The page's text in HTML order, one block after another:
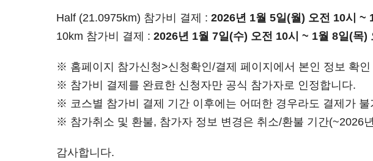
Half (21.0975km) 참가비 결제 : 2026년 1월 5일(월) 오전 10시 ~
10km 참가비 결제 : 2026년 1월 7일(수) 오전 10시 ~ 1월 8일(목)
※ 홈페이지 참가신청>신청확인/결제 페이지에서 본인 정보 확
※ 참가비 결제를 완료한 신청자만 공식 참가자로 인정합니다.
※ 코스별 참가비 결제 기간 이후에는 어떠한 경우라도 결제가 불
※ 참가취소 및 환불, 참가자 정보 변경은 취소/환불 기간(~2026
감사합니다.